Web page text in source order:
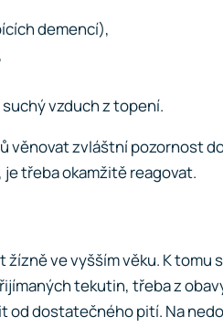
demencí),
vzduch z topení.
věnovat zvláštní pozornost
třeba okamžitě reagovat.
ve vyšším věku. K tomu
tekutin, třeba z
od dostatečného pití. Na